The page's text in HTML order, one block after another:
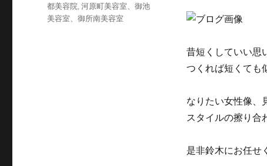
昔短くしていい思
つくれば短くても
なりたい女性像、
スタイルの擦り合
是非鈴木にお任せ
都美容院 ,河原町美容室、御池
美容室、御所南美容室